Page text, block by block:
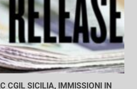
CGIL SICILIA, IMMISSIONI IN